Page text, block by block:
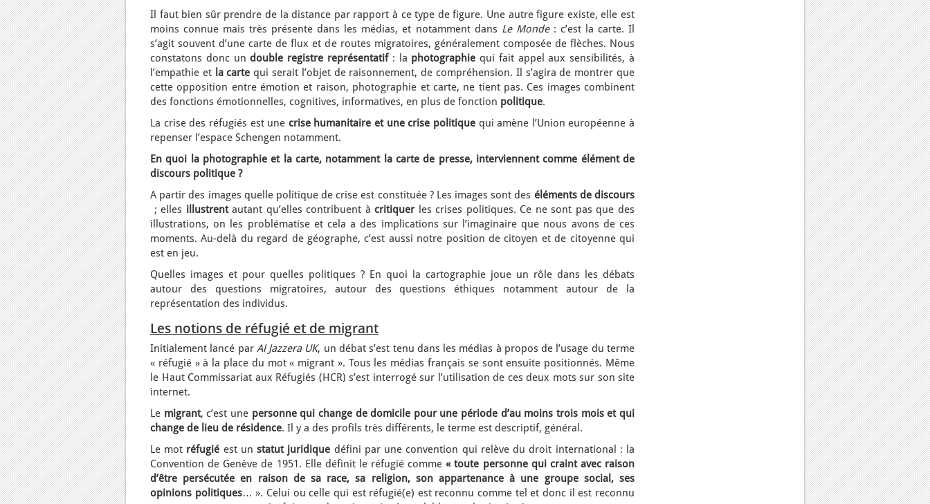
Il faut bien sûr prendre de la distance par rapport à ce type de figure. Une autre figure existe, elle est
moins connue mais très présente dans les médias, et notamment dans Le Monde: c’est la carte. Il
s’agit souvent d’une carte de flux et de routes migratoires, généralement composée de flèches. Nous
constatons donc undouble registre représentatif: la photographie qui fait appel aux sensibilités, à
l’empathie et la cartequi serait l’objet de raisonnement, de compréhension. Il s’agira de montrer que
cette opposition entre émotion et raison, photographie et carte, ne tient pas. Ces images combinent
des fonctions émotionnelles, cognitives, informatives, en plus de fonction politique.
La crise des réfugiés est une crise humanitaire et une crise politiquequi amène l’Union européenne à
repenser l’espace Schengen notamment.
En quoi la photographie et la carte, notamment la carte de presse, interviennent comme élément de
discours politique ?
A partir des images quelle politique de crise est constituée ? Les images sont des éléments de discours
; elles illustrentautant qu’elles contribuent àcritiquerles crises politiques. Ce ne sont pas que des
illustrations, on les problématise et cela a des implications sur l’imaginaire que nous avons de ces
moments. Au-delà du regard de géographe, c’est aussi notre position de citoyen et de citoyenne qui
est en jeu.
Quelles images et pour quelles politiques ? En quoi la cartographie joue un rôle dans les débats
autour des questions migratoires, autour des questions éthiques notamment autour de la
représentation des individus.
Les notions de réfugié et de migrant
Initialement lancé parAl Jazzera UK, un débat s’est tenu dans les médias à propos de l’usage du terme
« réfugié » à la place du mot « migrant ». Tous les médias français se sont ensuite positionnés. Même
le Haut Commissariat aux Réfugiés (HCR) s’est interrogé sur l’utilisation de ces deux mots sur son site
internet.
Le migrant, c’est une personne qui change de domicile pour une période d’au moins trois mois et qui
change de lieu de résidence. Il y a des profils très différents, le terme est descriptif, général.
Le mot réfugié est unstatut juridique défini par une convention qui relève du droit international : la
Convention de Genève de 1951. Elle définit le réfugié comme« toute personne qui craint avec raison
d’être persécutée en raison de sa race, sa religion, son appartenance à une groupe social, ses
opinions politiques… ». Celui ou celle qui est réfugié(e) est reconnu comme tel et donc il est reconnu